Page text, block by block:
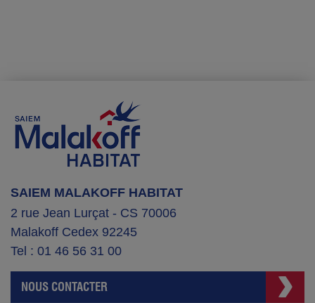
SAIEM MALAKOFF HABITAT
2 rue Jean Lurçat - CS 70006
Malakoff Cedex 92245
Tel : 01 46 56 31 00
NOUS CONTACTER